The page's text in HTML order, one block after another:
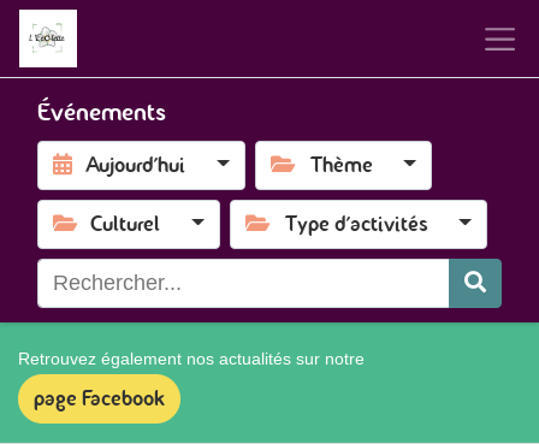
Événements
Aujourd'hui Thème
Culturel Type d'activités
Retrouvez également nos actualités sur notre
page Facebook